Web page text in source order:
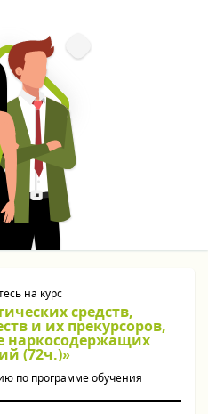
на курс
средств,
и их прекурсоров,
наркосодержащих
(72ч.)»
по программе обучения